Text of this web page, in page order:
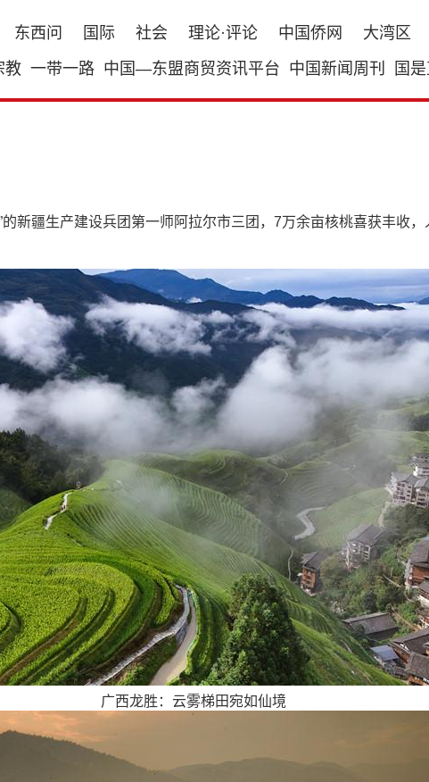
东西问 国际 社会 理论·评论 中国侨网 大湾区
教 一带一路 中国—东盟商贸资讯平台 中国新闻周刊 国
新疆生产建设兵团第一师阿拉尔市三团，7万余亩核桃喜获丰收，
广西龙胜：云雾梯田宛如仙境